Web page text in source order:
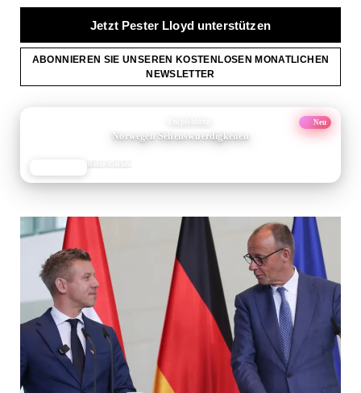
Jetzt Pester Lloyd unterstützen
ABONNIEREN SIE UNSEREN KOSTENLOSEN MONATLICHEN
NEWSLETTER
Neu
Norwegen Sehenswuerdigkeiten